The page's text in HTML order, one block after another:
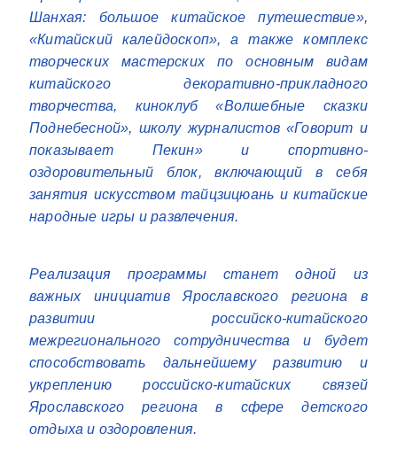
Шанхая: большое китайское путешествие»,
«Китайский калейдоскоп», а также комплекс
творческих мастерских по основным видам
китайского декоративно-прикладного
творчества, киноклуб «Волшебные сказки
Поднебесной», школу журналистов «Говорит и
показывает Пекин» и спортивно-
оздоровительный блок, включающий в себя
занятия искусством тайцзицюань и китайские
народные игры и развлечения.
Реализация программы станет одной из
важных инициатив Ярославского региона в
развитии российско-китайского
межрегионального сотрудничества и будет
способствовать дальнейшему развитию и
укреплению российско-китайских связей
Ярославского региона в сфере детского
отдыха и оздоровления.